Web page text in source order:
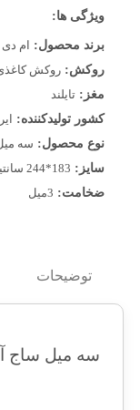
ویژگی ها:
برند محصول:
ام
روکش: روکش کاغذی
مغز: تایلند
کشور تولیدکننده:
نوع محصول: سه
سایز: 183*244 سانتیمتر
ضخامت: 3میل
توضیحات
سه میل ساج